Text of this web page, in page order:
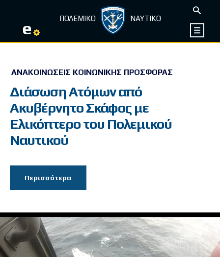
e ΠΟΛΕΜΙΚΟ ΝΑΥΤΙΚΟ
ΑΝΑΚΟΙΝΏΣΕΙΣ ΚΟΙΝΩΝΙΚΉΣ ΠΡΟΣΦΟΡΆΣ
Διάσωση Ατόμων από
Ακυβέρνητο Σκάφος με
Ελικόπτερο του Πολεμικού
Ναυτικού
Περισσότερα